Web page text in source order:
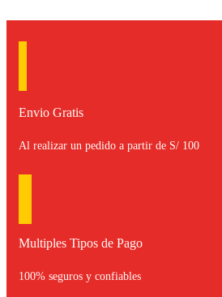
Envio Gratis
Al realizar un pedido a partir de S/ 100
Multiples Tipos de Pago
100% seguros y confiables